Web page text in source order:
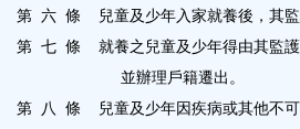
第 六 條
兒童及少年入家就養後，其
第 七 條
就養之兒童及少年得由其監
並辦理戶籍遷出。
第 八 條
兒童及少年因疾病或其他不